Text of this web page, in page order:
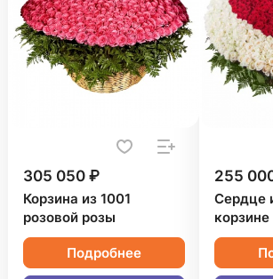
305 050 ₽
Корзина из 1001
розовой розы
Подробнее
255
Сердце
корзине